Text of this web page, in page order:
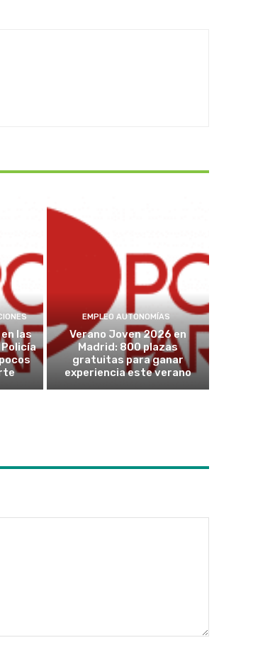
las
EMPLEO AUTONOMÍAS
Verano Joven 2026 en
Madrid: 800 plazas
gratuitas para ganar
experiencia este verano